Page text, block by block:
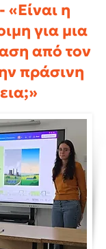
«Είναι η
για μια
από τον
πράσινη